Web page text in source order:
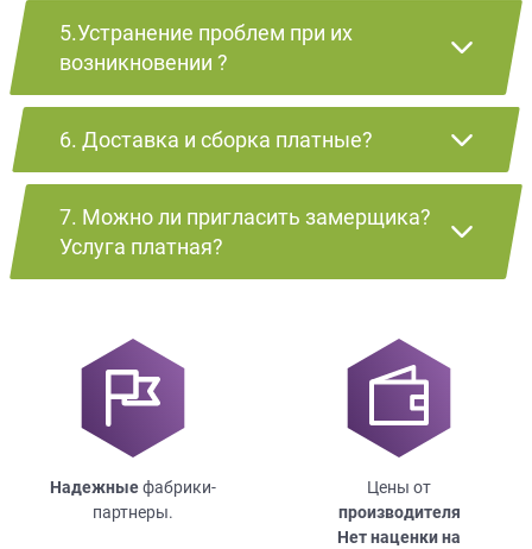
5.Устранение проблем при их
возникновении ?
6. Доставка и сборка платные?
7. Можно ли пригласить замерщика?
Услуга платная?
Надежныефабрики-
партнеры.
Цены от
производителя
Нет наценки на